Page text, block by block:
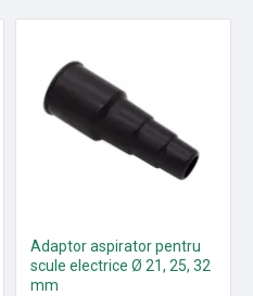
Adaptor aspirator pentru
scule electrice Ø 21, 25, 32
mm